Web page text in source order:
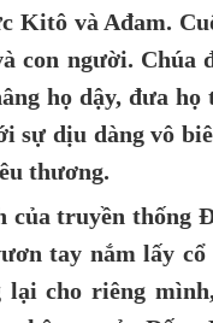
Kitô và Ađam.
con người.
họ dậy, đưa
sự dịu dàng vô
thương.
của truyền
tay nắm lấy
lại cho riêng